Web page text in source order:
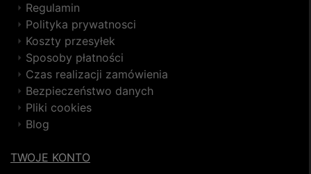
Regulamin
Polityka prywatnosci
Koszty przesyłek
Sposoby płatności
Czas realizacji zamówienia
Bezpieczeństwo danych
Pliki cookies
Blog
TWOJE KONTO